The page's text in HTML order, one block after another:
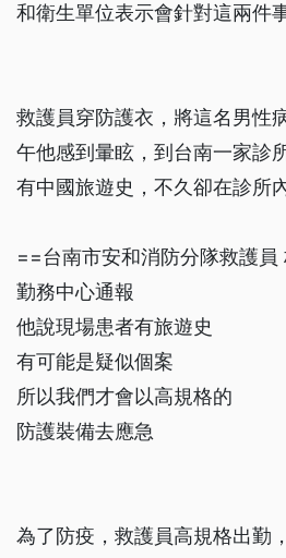
和衛生單位表示會針對這兩件
救護員穿防護衣，將這名男性
午他感到暈眩，到台南一家診
有中國旅遊史，不久卻在診所
==台南市安和消防分隊救護員
勤務中心通報
他說現場患者有旅遊史
有可能是疑似個案
所以我們才會以高規格的
防護裝備去應急
為了防疫，救護員高規格出勤